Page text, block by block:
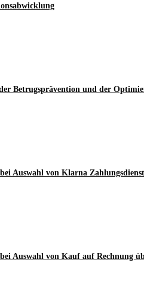
Betrugsprävention und der
Auswahl von Klarna
Auswahl von Kauf auf Rechnung